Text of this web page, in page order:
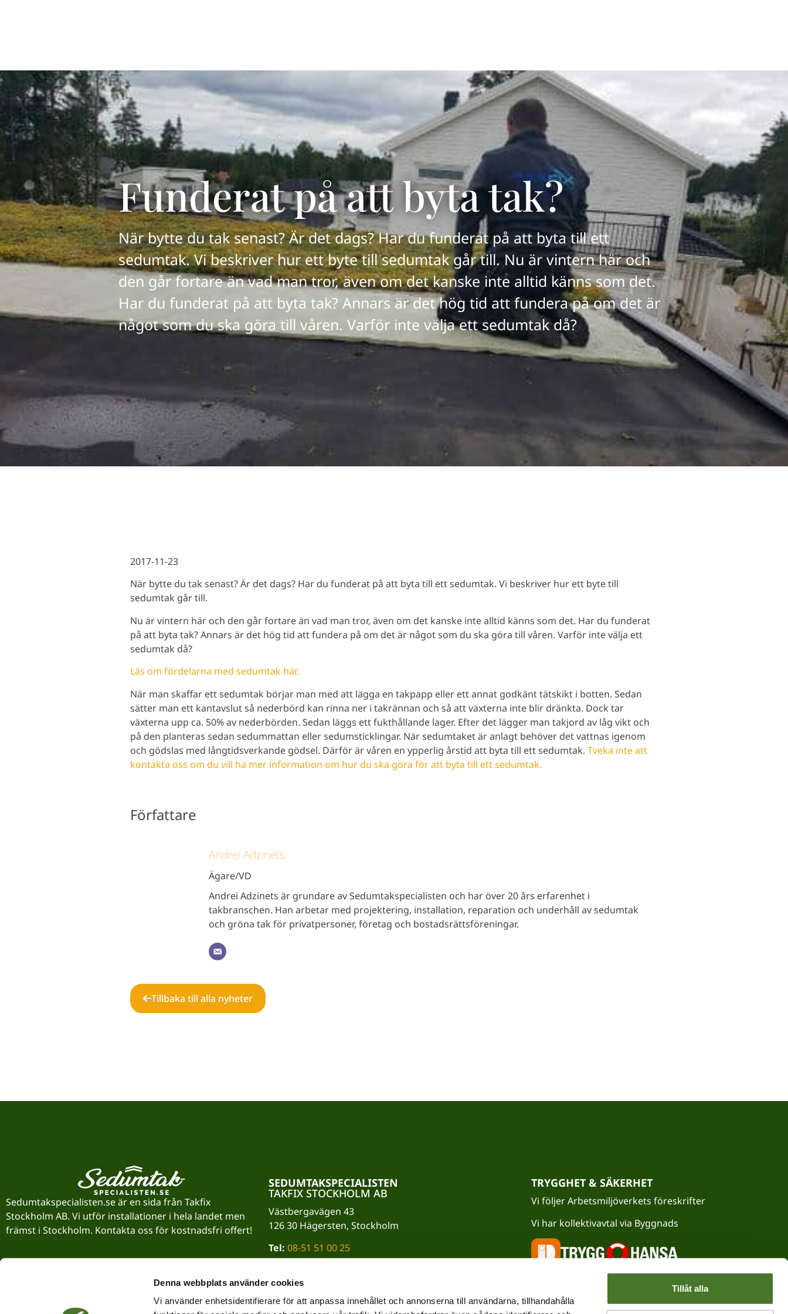
Denna webbplats använder cookies
Vi använder enhetsidentifierare för att anpassa innehållet och annonserna till användarna, tillhandahålla
Tillåt alla
Funderat på att byta tak?
När bytte du tak senast? Är det dags? Har du funderat på att byta till ett
sedumtak. Vi beskriver hur ett byte till sedumtak går till. Nu är vintern här och
den går fortare än vad man tror, även om det kanske inte alltid känns som det.
Har du funderat på att byta tak? Annars är det hög tid att fundera på om det är
något som du ska göra till våren. Varför inte välja ett sedumtak då?
2017-11-23
När bytte du tak senast? Är det dags? Har du funderat på att byta till ett sedumtak. Vi beskriver hur ett byte till
sedumtak går till.
Nu är vintern här och den går fortare än vad man tror, även om det kanske inte alltid känns som det. Har du funderat
på att byta tak? Annars är det hög tid att fundera på om det är något som du ska göra till våren. Varför inte välja ett
sedumtak då?
Läs om fördelarna med sedumtak här.
När man skaffar ett sedumtak börjar man med att lägga en takpapp eller ett annat godkänt tätskikt i botten. Sedan
sätter man ett kantavslut så nederbörd kan rinna ner i takrännan och så att växterna inte blir dränkta. Dock tar
växterna upp ca. 50% av nederbörden. Sedan läggs ett fukthållande lager. Efter det lägger man takjord av låg vikt och
på den planteras sedan sedummattan eller sedumsticklingar. När sedumtaket är anlagt behöver det vattnas igenom
och gödslas med långtidsverkande gödsel. Därför är våren en ypperlig årstid att byta till ett sedumtak. Tveka inte att
kontakta oss om du vill ha mer information om hur du ska göra för att byta till ett sedumtak.
Författare
Andrei Adzinets
Ägare/VD
Andrei Adzinets är grundare av Sedumtakspecialisten och har över 20 års erfarenhet i
takbranschen. Han arbetar med projektering, installation, reparation och underhåll av sedumtak
och gröna tak för privatpersoner, företag och bostadsrättsföreningar.
Tillbaka till alla nyheter
Sedumtakspecialisten.se är en sida från Takfix
Stockholm AB. Vi utför installationer i hela landet men
främst i Stockholm. Kontakta oss för kostnadsfri offert!
SEDUMTAKSPECIALISTEN
TAKFIX STOCKHOLM AB
Västbergavägen 43
126 30 Hägersten, Stockholm
Tel: 08-51 51 00 25
TRYGGHET & SÄKERHET
Vi följer Arbetsmiljöverkets föreskrifter
Vi har kollektivavtal via Byggnads